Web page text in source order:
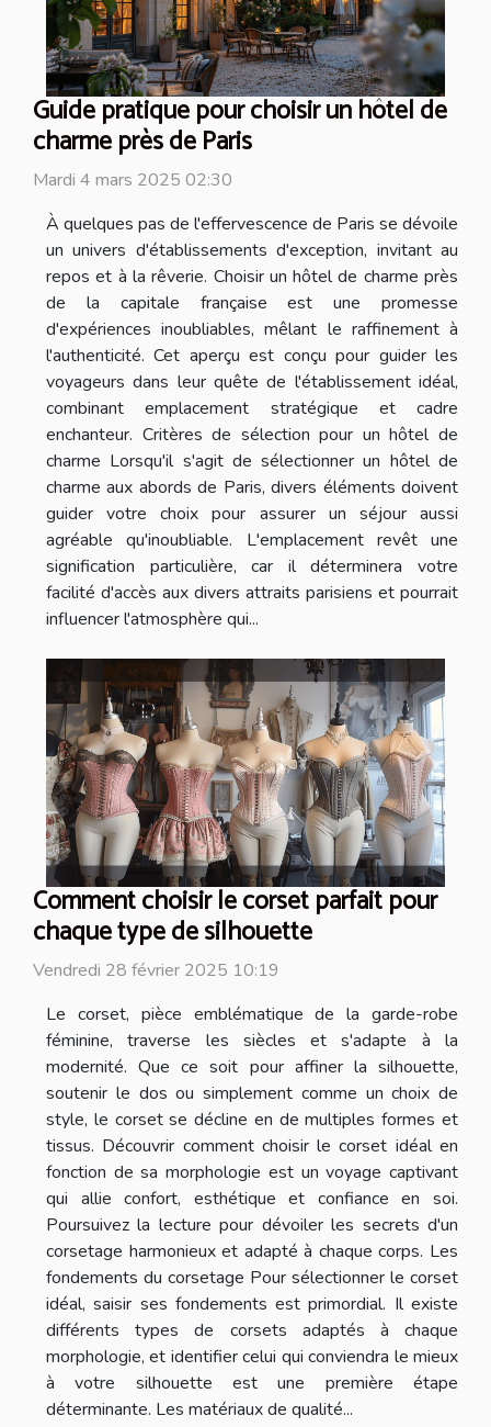
Guide pratique pour choisir un hôtel de
charme près de Paris
Mardi 4 mars 2025 02:30
À quelques pas de l'effervescence de Paris se dévoile
un univers d'établissements d'exception, invitant au
repos et à la rêverie. Choisir un hôtel de charme près
de la capitale française est une promesse
d'expériences inoubliables, mêlant le raffinement à
l'authenticité. Cet aperçu est conçu pour guider les
voyageurs dans leur quête de l'établissement idéal,
combinant emplacement stratégique et cadre
enchanteur. Critères de sélection pour un hôtel de
charme Lorsqu'il s'agit de sélectionner un hôtel de
charme aux abords de Paris, divers éléments doivent
guider votre choix pour assurer un séjour aussi
agréable qu'inoubliable. L'emplacement revêt une
signification particulière, car il déterminera votre
facilité d'accès aux divers attraits parisiens et pourrait
influencer l'atmosphère qui...
Comment choisir le corset parfait pour
chaque type de silhouette
Vendredi 28 février 2025 10:19
Le corset, pièce emblématique de la garde-robe
féminine, traverse les siècles et s'adapte à la
modernité. Que ce soit pour affiner la silhouette,
soutenir le dos ou simplement comme un choix de
style, le corset se décline en de multiples formes et
tissus. Découvrir comment choisir le corset idéal en
fonction de sa morphologie est un voyage captivant
qui allie confort, esthétique et confiance en soi.
Poursuivez la lecture pour dévoiler les secrets d'un
corsetage harmonieux et adapté à chaque corps. Les
fondements du corsetage Pour sélectionner le corset
idéal, saisir ses fondements est primordial. Il existe
différents types de corsets adaptés à chaque
morphologie, et identifier celui qui conviendra le mieux
à votre silhouette est une première étape
déterminante. Les matériaux de qualité...